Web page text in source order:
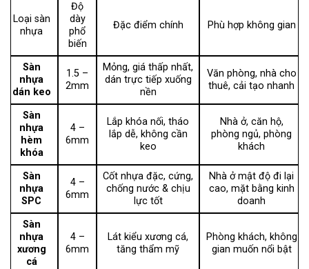
Loại sàn
nhựa
Độ
dày
phổ
biến
Đặc điểm chính Phù hợp không gian
Sàn
nhựa
dán keo
1.5 –
2mm
Mỏng, giá thấp nhất,
dán trực tiếp xuống
nền
Văn phòng, nhà cho
thuê, cải tạo nhanh
Sàn
nhựa
hèm
khóa
4 –
6mm
Lắp khóa nối, tháo
lắp dễ, không cần
keo
Nhà ở, căn hộ,
phòng ngủ, phòng
khách
Sàn
nhựa
SPC
4 –
6mm
Cốt nhựa đặc, cứng,
chống nước & chịu
lực tốt
Nhà ở mật độ đi lại
cao, mặt bằng kinh
doanh
Sàn
nhựa
xương
cá
4 –
6mm
Lát kiểu xương cá,
tăng thẩm mỹ
Phòng khách, không
gian muốn nổi bật